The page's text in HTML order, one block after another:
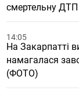
смертельну
14:05
На Закарпатті
намагалася
(ФОТО)